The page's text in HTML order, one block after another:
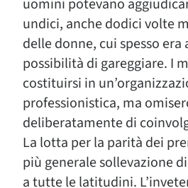
uomini potevano
undici, anche dodici volte
delle donne, cui spesso era
possibilità di gareggiare. I
costituirsi in
professionistica, ma
deliberatamente di
La lotta per la parità dei
più generale sollevazione
a tutte le latitudini.